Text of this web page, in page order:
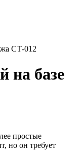
СТ-012
на базе
простые
но он требует